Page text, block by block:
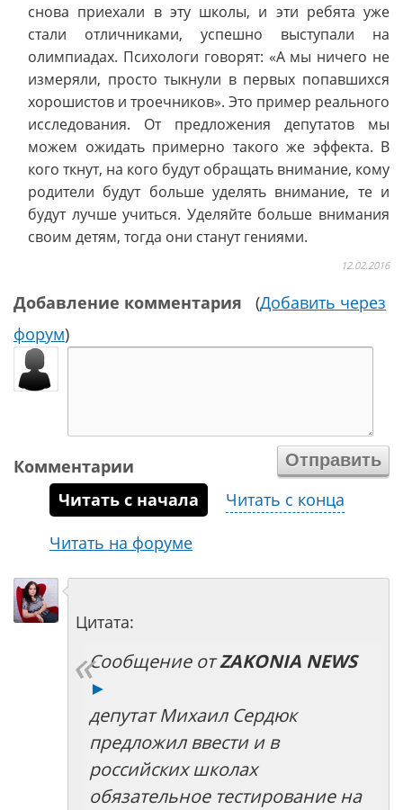
снова приехали в эту школы, и эти ребята уже
стали отличниками, успешно выступали на
олимпиадах. Психологи говорят: «А мы ничего не
измеряли, просто тыкнули в первых попавшихся
хорошистов и троечников». Это пример реального
исследования. От предложения депутатов мы
можем ожидать примерно такого же эффекта. В
кого ткнут, на кого будут обращать внимание, кому
родители будут больше уделять внимание, те и
будут лучше учиться. Уделяйте больше внимания
своим детям, тогда они станут гениями.
12.02.2016
Добавление комментария (Добавить через
форум)
Комментарии
Читать с начала
Читать с конца
Читать на форуме
Цитата:
Сообщение отZAKONIA NEWS
►
депутат Михаил Сердюк
предложил ввести и в
российских школах
обязательное тестирование на